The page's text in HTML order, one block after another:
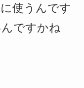
使うんです
ですかね